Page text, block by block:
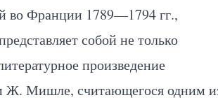
во Франции 1789—1794 гг.,
собой не только
произведение
Ж. Мишле, считающегося одним